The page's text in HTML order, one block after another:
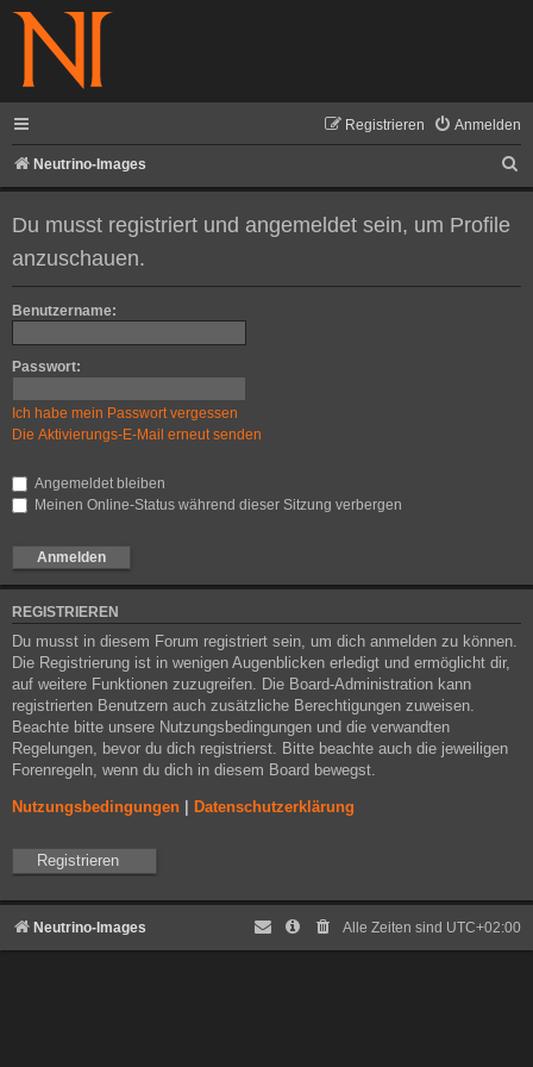
Anmelden
Registrieren
Neutrino-Images
u
e
Du musst registriert und angemeldet sein, um Profile
anzuschauen.
Benutzername:
Passwort:
Ich habe mein Passwort vergessen
Die Aktivierungs-E-Mail erneut senden
Angemeldet bleiben
Meinen Online-Status während dieser Sitzung verbergen
REGISTRIEREN
Du musst in diesem Forum registriert sein, um dich anmelden zu können.
Die Registrierung ist in wenigen Augenblicken erledigt und ermöglicht dir,
auf weitere Funktionen zuzugreifen. Die Board-Administration kann
registrierten Benutzern auch zusätzliche Berechtigungen zuweisen.
Beachte bitte unsere Nutzungsbedingungen und die verwandten
Regelungen, bevor du dich registrierst. Bitte beachte auch die jeweiligen
Forenregeln, wenn du dich in diesem Board bewegst.
Nutzungsbedingungen Datenschutzerklärung
Registrieren
Neutrino-Images Alle Zeiten sind UTC+02:00